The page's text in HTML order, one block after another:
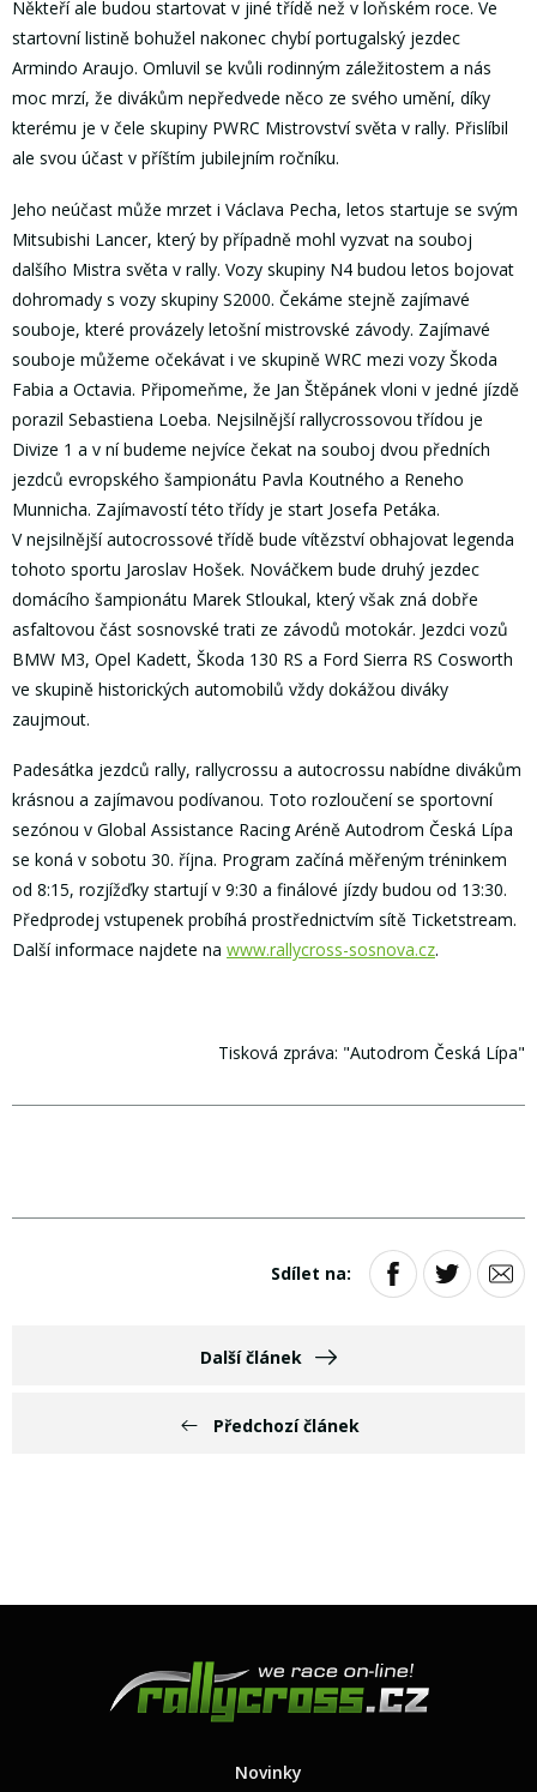
Někteří ale budou startovat v jiné třídě než v loňském roce. Ve
startovní listině bohužel nakonec chybí portugalský jezdec
Armindo Araujo. Omluvil se kvůli rodinným záležitostem a nás
moc mrzí, že divákům nepředvede něco ze svého umění, díky
kterému je v čele skupiny PWRC Mistrovství světa v rally. Přislíbil
ale svou účast v příštím jubilejním ročníku.
Jeho neúčast může mrzet i Václava Pecha, letos startuje se svým
Mitsubishi Lancer, který by případně mohl vyzvat na souboj
dalšího Mistra světa v rally. Vozy skupiny N4 budou letos bojovat
dohromady s vozy skupiny S2000. Čekáme stejně zajímavé
souboje, které provázely letošní mistrovské závody. Zajímavé
souboje můžeme očekávat i ve skupině WRC mezi vozy Škoda
Fabia a Octavia. Připomeňme, že Jan Štěpánek vloni v jedné jízdě
porazil Sebastiena Loeba. Nejsilnější rallycrossovou třídou je
Divize 1 a v ní budeme nejvíce čekat na souboj dvou předních
jezdců evropského šampionátu Pavla Koutného a Reneho
Munnicha. Zajímavostí této třídy je start Josefa Petáka.
V nejsilnější autocrossové třídě bude vítězství obhajovat legenda
tohoto sportu Jaroslav Hošek. Nováčkem bude druhý jezdec
domácího šampionátu Marek Stloukal, který však zná dobře
asfaltovou část sosnovské trati ze závodů motokár. Jezdci vozů
BMW M3, Opel Kadett, Škoda 130 RS a Ford Sierra RS Cosworth
ve skupině historických automobilů vždy dokážou diváky
zaujmout.
Padesátka jezdců rally, rallycrossu a autocrossu nabídne divákům
krásnou a zajímavou podívanou. Toto rozloučení se sportovní
sezónou v Global Assistance Racing Aréně Autodrom Česká Lípa
se koná v sobotu 30. října. Program začíná měřeným tréninkem
od 8:15, rozjížďky startují v 9:30 a finálové jízdy budou od 13:30.
Předprodej vstupenek probíhá prostřednictvím sítě Ticketstream.
Další informace najdete na www.rallycross-sosnova.cz.
Tisková zpráva: "Autodrom Česká Lípa"
Předchozí článek
Sdílet na:
Další článek
Novinky